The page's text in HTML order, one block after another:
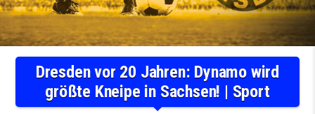
Dresden vor 20 Jahren: Dynamo wird
größte Kneipe in Sachsen! | Sport